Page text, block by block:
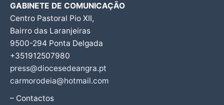
GABINETE DE COMUNICAÇÃO
Centro Pastoral Pio XII,
Bairro das Laranjeiras
9500-294 Ponta Delgada
+351912507980
press@diocesedeangra.pt
carmorodeia@hotmail.com
– Contactos